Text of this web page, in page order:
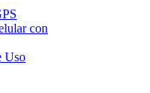
con
Uso